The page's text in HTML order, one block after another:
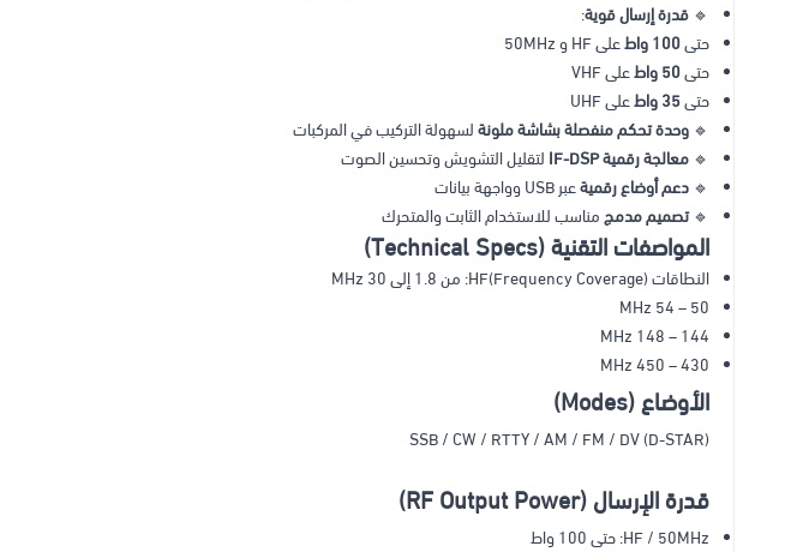
🔹 قدرة إرسال قوية:
حتى100 واط
على HF و 50MHz
حتى50 واط
على VHF
حتى35 واط
على UHF
🔹 وحدة تحكم منفصلة بشاشة ملونةلسهولة التركيب في المركبات
🔹 معالجة رقمية IF-DSP
لتقليل التشويش وتحسين الصوت
🔹 دعم أوضاع رقميةعبر USB وواجهة بيانات
🔹تصميم مدمجمناسب للاستخدام الثابت والمتحرك
المواصفات التقنية (Technical Specs)
النطاقات (Frequency Coverage)HF: من 1.8 إلى 30 MHz
50 – 54 MHz
144 – 148 MHz
430 – 450 MHz
الأوضاع (Modes)
SSB / CW / RTTY / AM / FM / DV (D-STAR)
قدرة الإرسال (RF Output Power)
HF / 50MHz: حتى 100 واط